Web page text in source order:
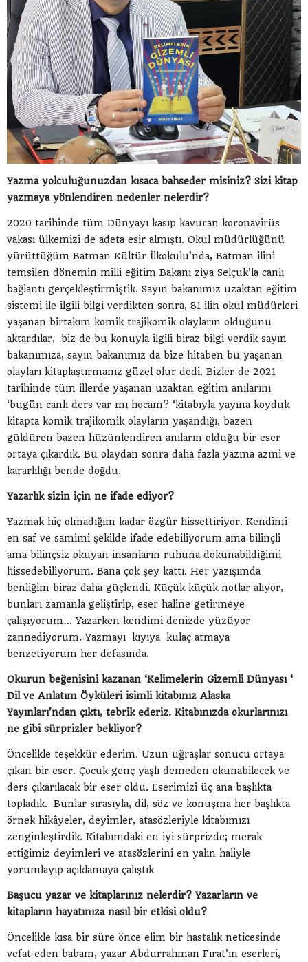
Yazma yolculuğunuzdan kısaca bahseder misiniz? Sizi kitap
yazmaya yönlendiren nedenler nelerdir?
2020 tarihinde tüm Dünyayı kasıp kavuran koronavirüs
vakası ülkemizi de adeta esir almıştı. Okul müdürlüğünü
yürüttüğüm Batman Kültür İlkokulu’nda, Batman ilini
temsilen dönemin milli eğitim Bakanı ziya Selçuk’la canlı
bağlantı gerçekleştirmiştik. Sayın bakanımız uzaktan eğitim
sistemi ile ilgili bilgi verdikten sonra, 81 ilin okul müdürleri
yaşanan birtakım komik trajikomik olayların olduğunu
aktardılar, biz de bu konuyla ilgili biraz bilgi verdik sayın
bakanımıza, sayın bakanımız da bize hitaben bu yaşanan
olayları kitaplaştırmanız güzel olur dedi. Bizler de 2021
tarihinde tüm illerde yaşanan uzaktan eğitim anılarını
‘bugün canlı ders var mı hocam? ‘kitabıyla yayına koyduk
kitapta komik trajikomik olayların yaşandığı, bazen
güldüren bazen hüzünlendiren anıların olduğu bir eser
ortaya çıkardık. Bu olaydan sonra daha fazla yazma azmi ve
kararlılığı bende doğdu.
Yazarlık sizin için ne ifade ediyor?
Yazmak hiç olmadığım kadar özgür hissettiriyor. Kendimi
en saf ve samimi şekilde ifade edebiliyorum ama bilinçli
ama bilinçsiz okuyan insanların ruhuna dokunabildiğimi
hissedebiliyorum. Bana çok şey kattı. Her yazışımda
benliğim biraz daha güçlendi. Küçük küçük notlar alıyor,
bunları zamanla geliştirip, eser haline getirmeye
çalışıyorum… Yazarken kendimi denizde yüzüyor
zannediyorum. Yazmayı kıyıya kulaç atmaya
benzetiyorum her defasında.
Okurun beğenisini kazanan ‘Kelimelerin Gizemli Dünyası ‘
Dil ve Anlatım Öyküleri isimli kitabınız Alaska
Yayınları’ndan çıktı, tebrik ederiz. Kitabınızda okurlarınızı
ne gibi sürprizler bekliyor?
Öncelikle teşekkür ederim. Uzun uğraşlar sonucu ortaya
çıkan bir eser. Çocuk genç yaşlı demeden okunabilecek ve
ders çıkarılacak bir eser oldu. Eserimizi üç ana başlıkta
topladık. Bunlar sırasıyla, dil, söz ve konuşma her başlıkta
örnek hikâyeler, deyimler, atasözleriyle kitabımızı
zenginleştirdik. Kitabımdaki en iyi sürprizde; merak
ettiğimiz deyimleri ve atasözlerini en yalın haliyle
yorumlayıp açıklamaya çalıştık
Başucu yazar ve kitaplarınız nelerdir? Yazarların ve
kitapların hayatınıza nasıl bir etkisi oldu?
Öncelikle kısa bir süre önce elim bir hastalık neticesinde
vefat eden babam, yazar Abdurrahman Fırat’ın eserleri,